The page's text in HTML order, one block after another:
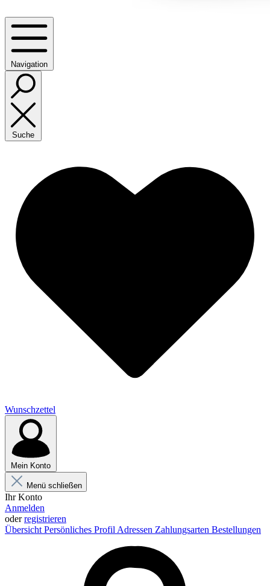
Navigation
Suche
Wunschzettel
Mein Konto
Menü schließen
Ihr Konto
Anmelden
oderregistrieren
Übersicht Persönliches Profil Adressen Zahlungsarten Bestellungen